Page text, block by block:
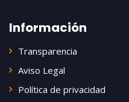
Información
Transparencia
Aviso Legal
Política de privacidad